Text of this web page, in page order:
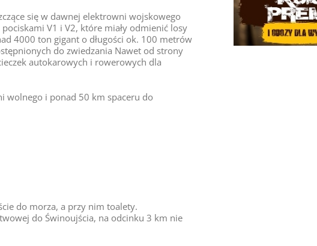
się w dawnej elektrowni wojskowego
V1 i V2, które miały odmienić losy
4000 ton gigant o długości ok. 100 metrów
do zwiedzania Nawet od strony
autokarowych i rowerowych dla
wolnego i ponad 50 km spaceru do
do morza, a przy nim toalety.
do Świnoujścia, na odcinku 3 km nie